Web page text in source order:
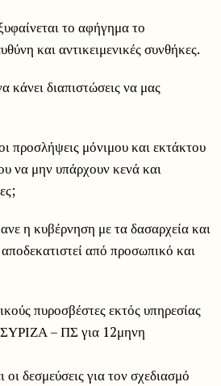
το αφήγημα το
και αντικειμενικές συνθήκες.
διαπιστώσεις να μας
προσλήψεις μόνιμου και εκτάκτου
να μην υπάρχουν κενά και
η κυβέρνηση με τα δασαρχεία και
από προσωπικό και
πυροσβέστες εκτός υπηρεσίας
ΣΥΡΙΖΑ – ΠΣ για 12μηνη
δεσμεύσεις για τον σχεδιασμό